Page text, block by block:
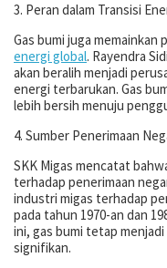
3. Peran dalam Transisi
Gas bumi juga
energi global. Rayendra
akan beralih menjadi
energi terbarukan. Gas
lebih bersih menuju
4. Sumber Penerimaan
SKK Migas mencatat
terhadap penerimaan
industri migas terhadap
pada tahun 1970-an dan
ini, gas bumi tetap
signifikan.